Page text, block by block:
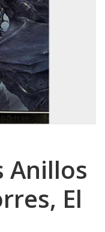
Anillos
El